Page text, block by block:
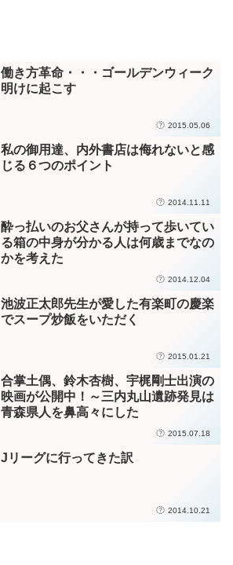
働き方革命・・・ゴールデンウィーク
明けに起こす
2015.05.06
私の御用達、内外書店は侮れないと感
じる６つのポイント
2014.11.11
酔っ払いのお父さんが持って歩いてい
る箱の中身が分かる人は何歳までなの
かを考えた
2014.12.04
池波正太郎先生が愛した有楽町の慶楽
でスープ炒飯をいただく
2015.01.21
合掌土偶、鈴木杏樹、宇梶剛士出演の
映画が公開中！～三内丸山遺跡発見は
青森県人を鼻高々にした
2015.07.18
Jリーグに行ってきた訳
2014.10.21